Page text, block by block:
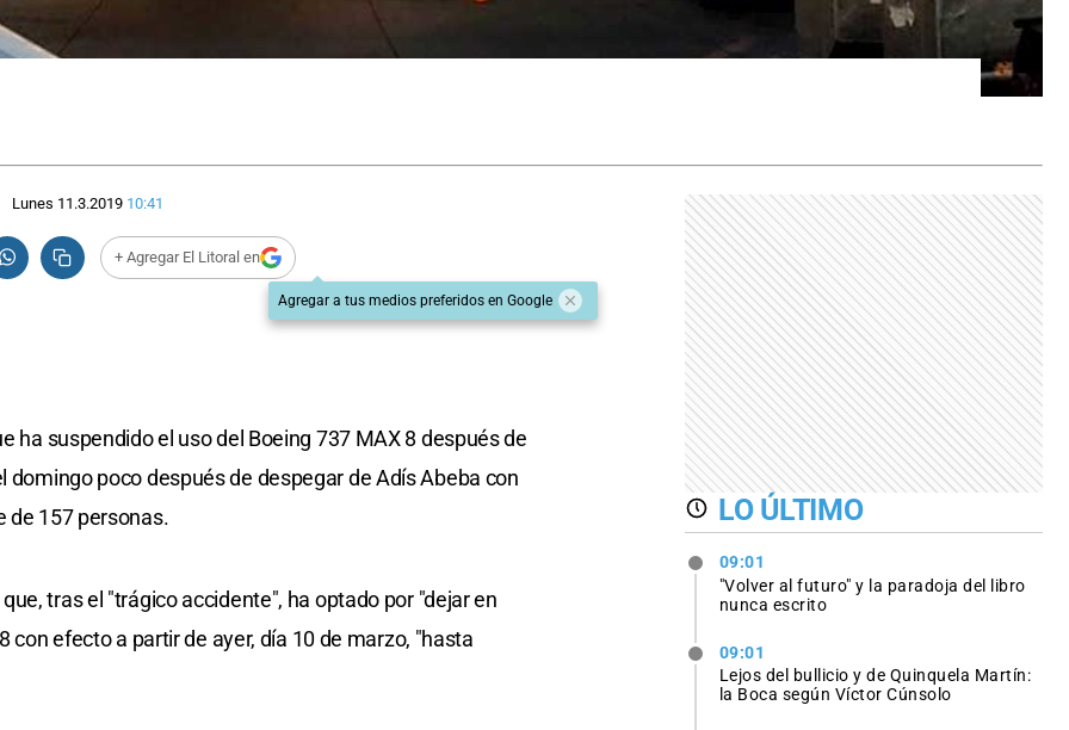
Lunes 11.3.2019 10:41
+ Agregar El Litoral en
Agregar a tus medios preferidos en Google
ha suspendido el uso del Boeing 737 MAX 8 después de
domingo poco después de despegar de Adís Abeba con
de 157 personas.
tras el "trágico accidente", ha optado por "dejar en
con efecto a partir de ayer, día 10 de marzo, "hasta
LO ÚLTIMO
09:01
"Volver al futuro" y la paradoja del libro
nunca escrito
09:01
Lejos del bullicio y de Quinquela Martín:
la Boca según Víctor Cúnsolo